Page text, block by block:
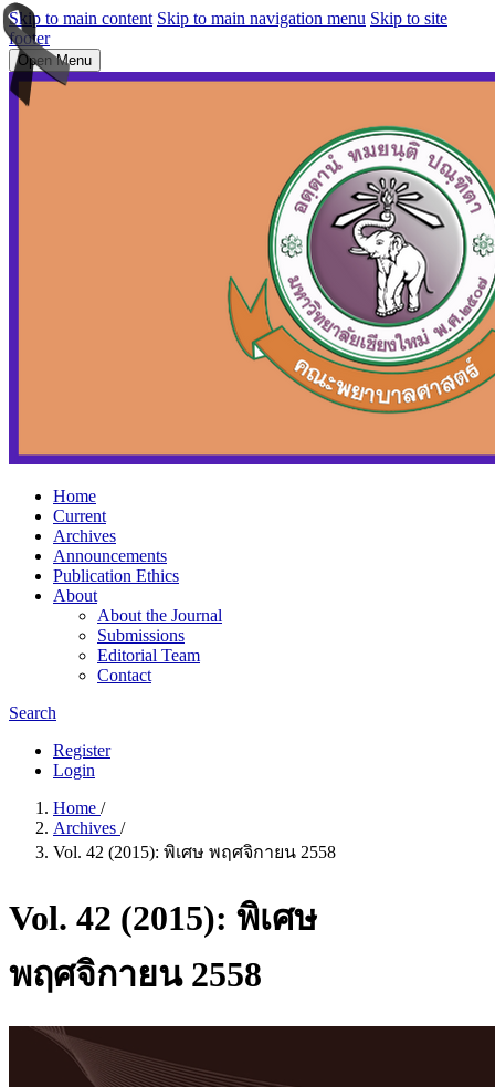
Skip to main content Skip to main navigation menu Skip to site
footer
Open Menu
Home
Current
Archives
Announcements
Publication Ethics
About
About the Journal
Submissions
Editorial Team
Contact
Search
Register
Login
Home /
Archives /
Vol. 42 (2015): พิเศษ พฤศจิกายน 2558
Vol. 42 (2015): พิเศษ
พฤศจิกายน 2558